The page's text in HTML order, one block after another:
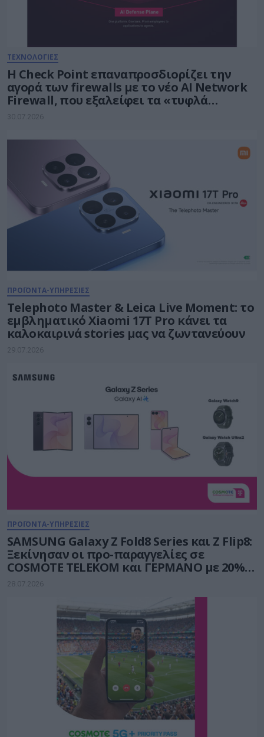
ΤΕΧΝΟΛΟΓΙΕΣ
Η Check Point επαναπροσδιορίζει την
αγορά των firewalls με το νέο AI Network
Firewall, που εξαλείφει τα «τυφλά
σημεία» της Τεχνητής Νοημοσύνης σε
30.07.2026
ΠΡΟΪΟΝΤΑ-ΥΠΗΡΕΣΙΕΣ
Telephoto Master & Leica Live Moment: το
εμβληματικό Xiaomi 17Τ Pro κάνει τα
καλοκαιρινά stories μας να ζωντανεύουν
29.07.2026
ΠΡΟΪΟΝΤΑ-ΥΠΗΡΕΣΙΕΣ
SAMSUNG Galaxy Z Fold8 Series και Ζ Flip8:
Ξεκίνησαν οι προ-παραγγελίες σε
COSMOTE TELEKOM και ΓΕΡΜΑΝΟ με 20%
payzy cashback
28.07.2026